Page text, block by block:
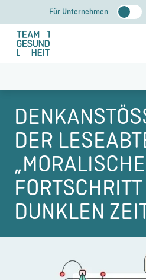
Inhalt
springen
Für Unternehmen
ER
ORTSCHRITT
UNKLEN